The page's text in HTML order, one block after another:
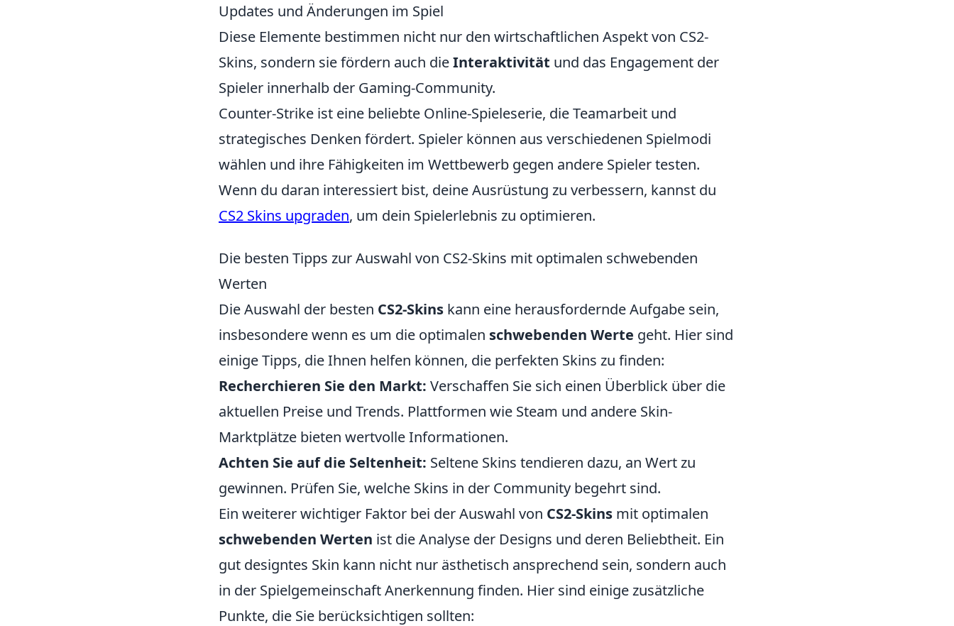
Updates und Änderungen im Spiel
Diese Elemente bestimmen nicht nur den wirtschaftlichen Aspekt von CS2-
Skins, sondern sie fördern auch dieInteraktivität und das Engagement der
Spieler innerhalb der Gaming-Community.
Counter-Strike ist eine beliebte Online-Spieleserie, die Teamarbeit und
strategisches Denken fördert. Spieler können aus verschiedenen Spielmodi
wählen und ihre Fähigkeiten im Wettbewerb gegen andere Spieler testen.
Wenn du daran interessiert bist, deine Ausrüstung zu verbessern, kannst du
CS2 Skins upgraden, um dein Spielerlebnis zu optimieren.
Die besten Tipps zur Auswahl von CS2-Skins mit optimalen schwebenden
Werten
Die Auswahl der besten CS2-Skins kann eine herausfordernde Aufgabe sein,
insbesondere wenn es um die optimalen schwebenden Werte geht. Hier sind
einige Tipps, die Ihnen helfen können, die perfekten Skins zu finden:
Recherchieren Sie den Markt: Verschaffen Sie sich einen Überblick über die
aktuellen Preise und Trends. Plattformen wie Steam und andere Skin-
Marktplätze bieten wertvolle Informationen.
Achten Sie auf die Seltenheit: Seltene Skins tendieren dazu, an Wert zu
gewinnen. Prüfen Sie, welche Skins in der Community begehrt sind.
Ein weiterer wichtiger Faktor bei der Auswahl von CS2-Skins mit optimalen
schwebenden Werten ist die Analyse der Designs und deren Beliebtheit. Ein
gut designtes Skin kann nicht nur ästhetisch ansprechend sein, sondern auch
in der Spielgemeinschaft Anerkennung finden. Hier sind einige zusätzliche
Punkte, die Sie berücksichtigen sollten: